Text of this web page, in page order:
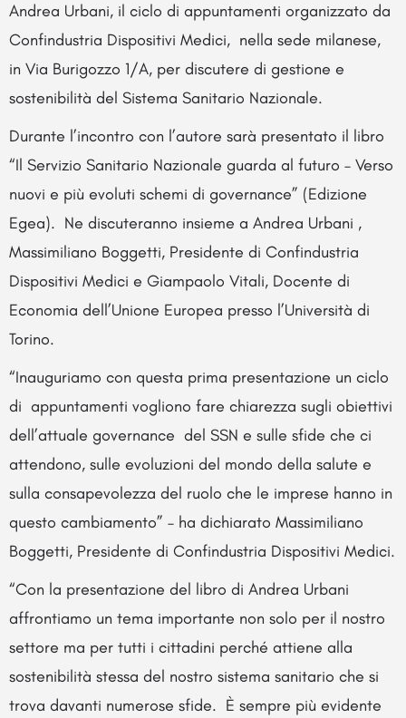
Andrea Urbani, il ciclo di appuntamenti organizzato da
Confindustria Dispositivi Medici, nella sede milanese,
in Via Burigozzo 1/A, per discutere di gestione e
sostenibilità del Sistema Sanitario Nazionale.
Durante l’incontro con l’autore sarà presentato il libro
“Il Servizio Sanitario Nazionale guarda al futuro – Verso
nuovi e più evoluti schemi di governance” (Edizione
Egea). Ne discuteranno insieme a Andrea Urbani ,
Massimiliano Boggetti, Presidente di Confindustria
Dispositivi Medici e Giampaolo Vitali, Docente di
Economia dell’Unione Europea presso l’Università di
Torino.
“Inauguriamo con questa prima presentazione un ciclo
di appuntamenti vogliono fare chiarezza sugli obiettivi
dell’attuale governance del SSN e sulle sfide che ci
attendono, sulle evoluzioni del mondo della salute e
sulla consapevolezza del ruolo che le imprese hanno in
questo cambiamento” – ha dichiarato Massimiliano
Boggetti, Presidente di Confindustria Dispositivi Medici.
“Con la presentazione del libro di Andrea Urbani
affrontiamo un tema importante non solo per il nostro
settore ma per tutti i cittadini perché attiene alla
sostenibilità stessa del nostro sistema sanitario che si
trova davanti numerose sfide. È sempre più evidente